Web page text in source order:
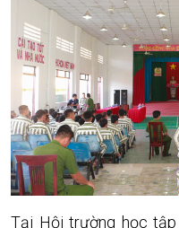
Tại Hội trường học